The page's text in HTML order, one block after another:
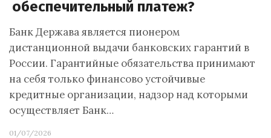
обеспечительный платеж?
Банк Держава является пионером
дистанционной выдачи банковских гарантий в
России. Гарантийные обязательства принимают
на себя только финансово устойчивые
кредитные организации, надзор над которыми
осуществляет Банк…
01/07/2026